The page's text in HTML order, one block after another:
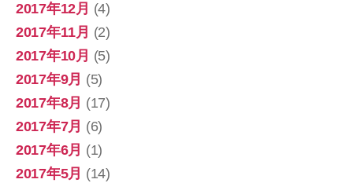
2017年12月 (4)
2017年11月 (2)
2017年10月 (5)
2017年9月 (5)
2017年8月 (17)
2017年7月 (6)
2017年6月 (1)
2017年5月 (14)